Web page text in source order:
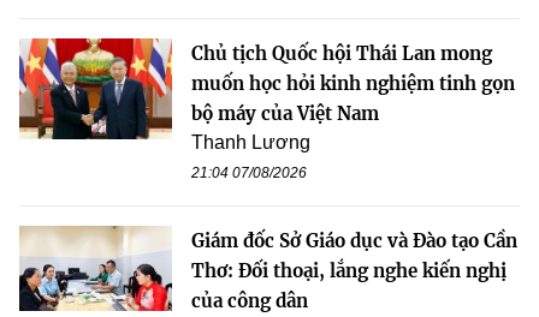
Chủ tịch Quốc hội Thái Lan mong
muốn học hỏi kinh nghiệm tinh gọn
bộ máy của Việt Nam
Thanh Lương
21:04 07/08/2026
Giám đốc Sở Giáo dục và Đào tạo Cần
Thơ: Đối thoại, lắng nghe kiến nghị
của công dân